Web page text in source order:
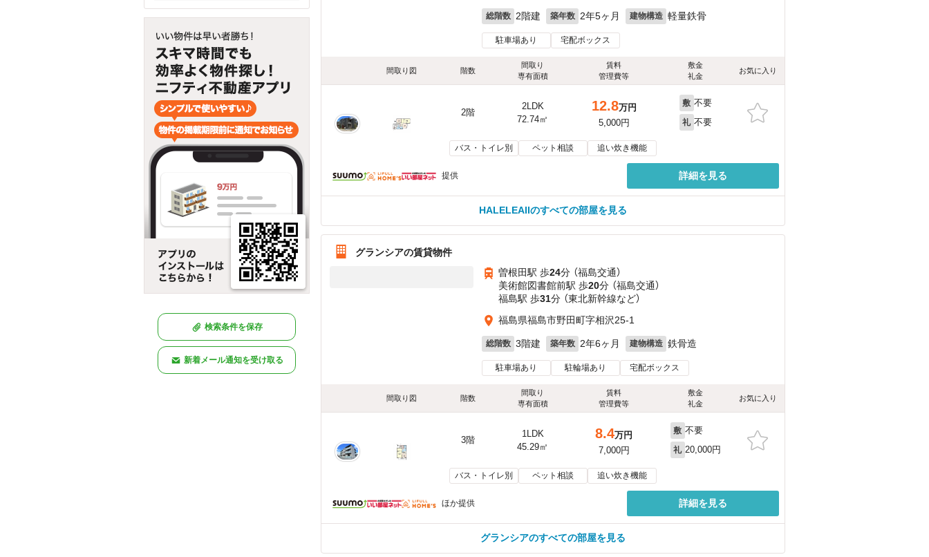
検索条件を保存
新着メール通知を受け取る
総階数 2階建 築年数 2年5ヶ月 建物構造 軽量鉄骨
駐車場あり 宅配ボックス
間取り図 階数
間取り
専有面積
賃料
管理費等
敷金
礼金
お気に入り
2階
2LDK
72.74㎡
12.8万円
5,000円
敷 不要
礼 不要
バス・トイレ別 ペット相談 追い炊き機能
提供 詳細を見る
HALELEAIIのすべての部屋を見る
グランシアの賃貸物件
曽根田駅 歩24分 （福島交通）
美術館図書館前駅 歩20分 （福島交通）
福島駅 歩31分 （東北新幹線など）
福島県福島市野田町字相沢25-1
総階数 3階建 築年数 2年6ヶ月 建物構造 鉄骨造
駐車場あり 駐輪場あり 宅配ボックス
間取り図 階数
間取り
専有面積
賃料
管理費等
敷金
礼金
お気に入り
3階
1LDK
45.29㎡
8.4万円
7,000円
敷 不要
礼 20,000円
バス・トイレ別 ペット相談 追い炊き機能
ほか提供 詳細を見る
グランシアのすべての部屋を見る